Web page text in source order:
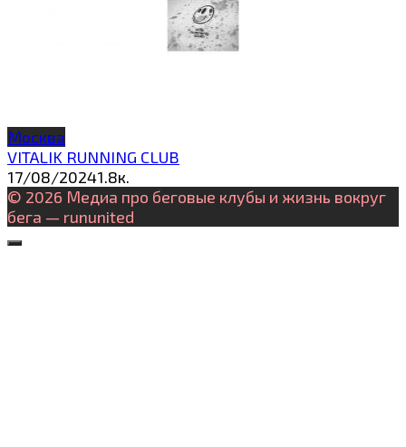
Москва
VITALIK RUNNING CLUB
17/08/20241.8к.
© 2026 Медиа про беговые клубы и жизнь вокруг
бега — rununited